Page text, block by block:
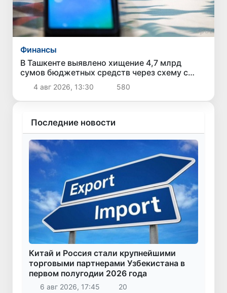
Финансы
В Ташкенте выявлено хищение 4,7 млрд
сумов бюджетных средств через схему с
поддельными чеками и «кешбэком»
4 авг 2026, 13:30 580
Последние новости
Китай и Россия стали крупнейшими
торговыми партнерами Узбекистана в
первом полугодии 2026 года
6 авг 2026, 17:45 20